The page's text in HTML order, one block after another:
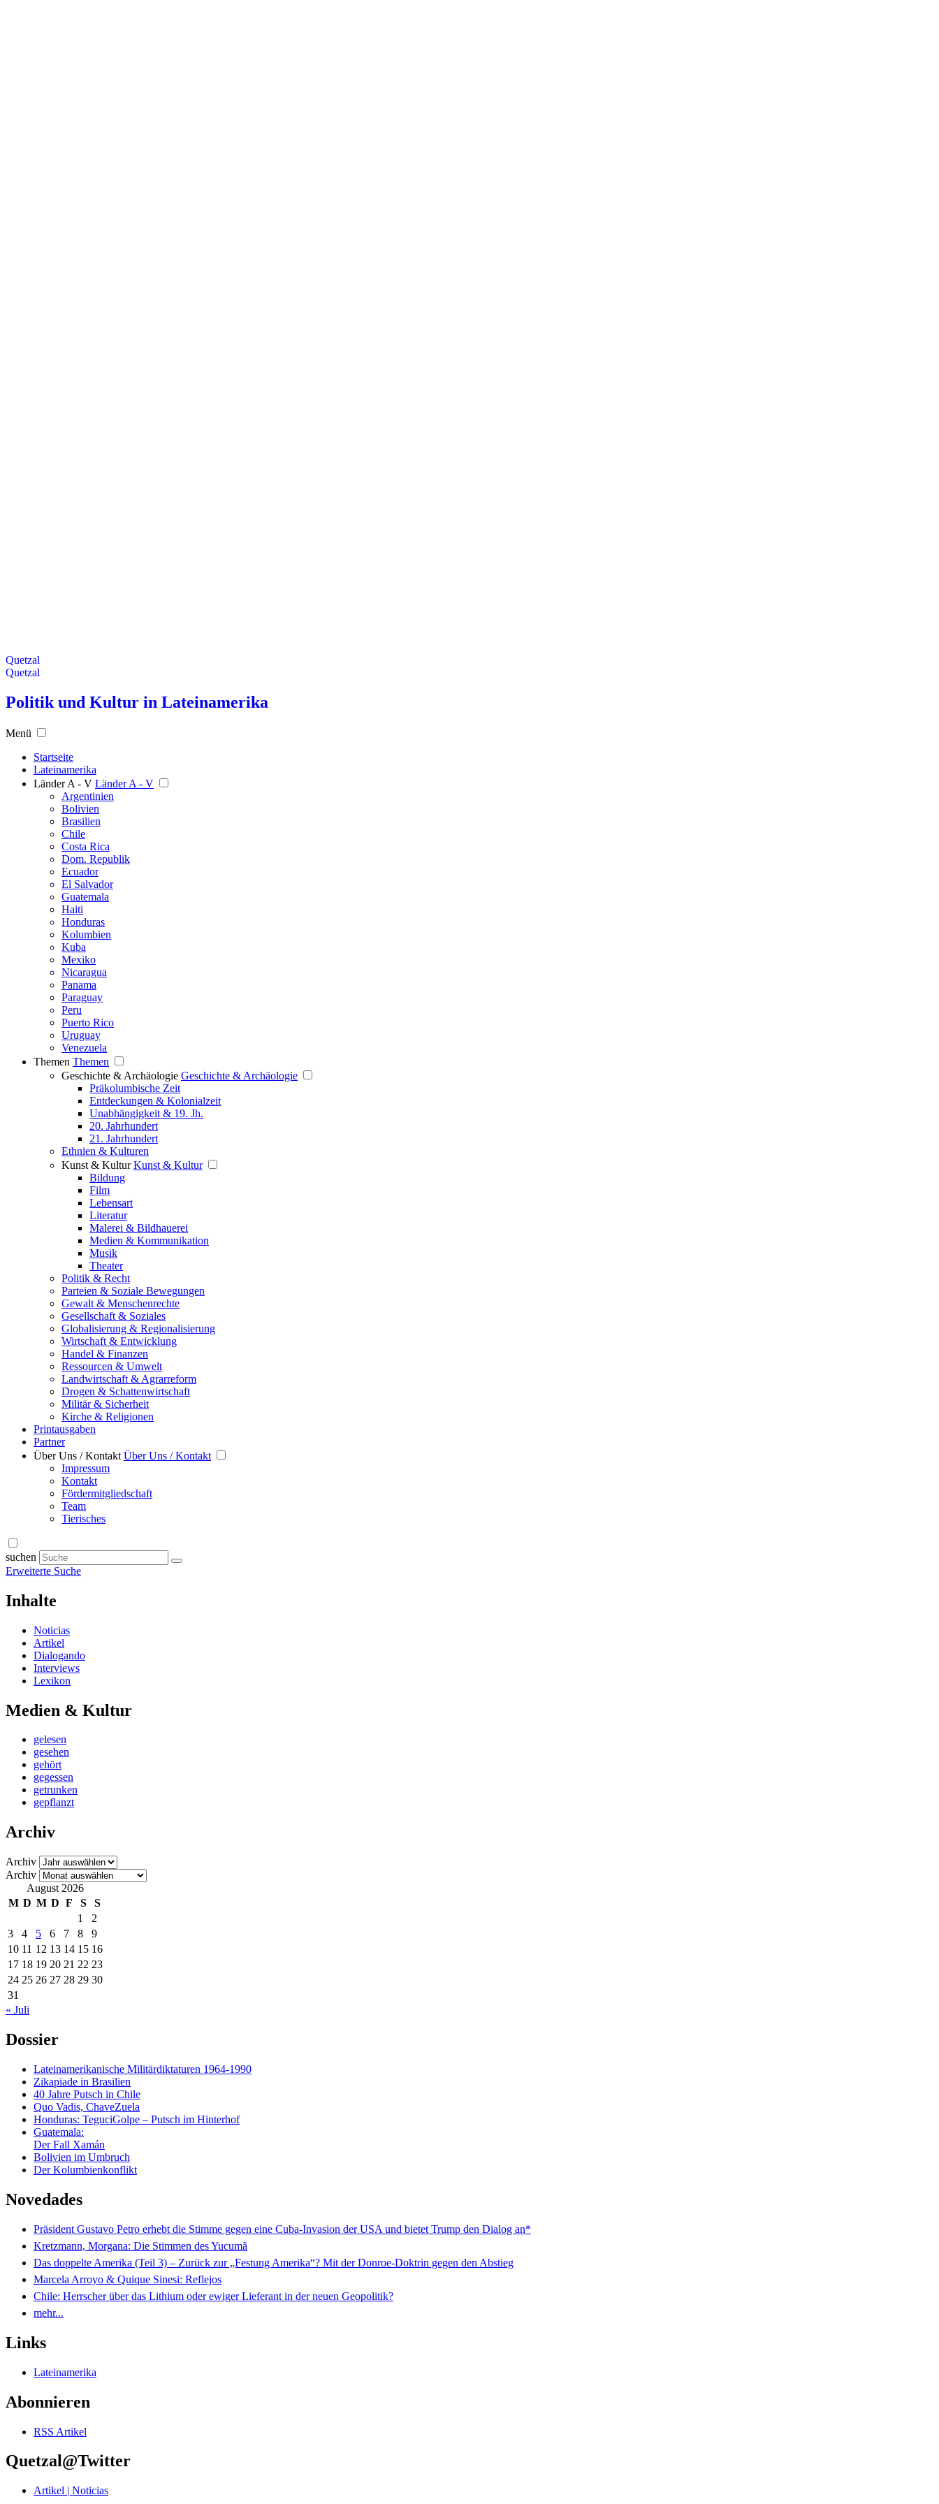
Quetzal
Quetzal
Politik und Kultur in Lateinamerika
Menü
Startseite
Lateinamerika
Länder A - V Länder A - V
Argentinien
Bolivien
Brasilien
Chile
Costa Rica
Dom. Republik
Ecuador
El Salvador
Guatemala
Haiti
Honduras
Kolumbien
Kuba
Mexiko
Nicaragua
Panama
Paraguay
Peru
Puerto Rico
Uruguay
Venezuela
Themen Themen
Geschichte & Archäologie Geschichte & Archäologie
Präkolumbische Zeit
Entdeckungen & Kolonialzeit
Unabhängigkeit & 19. Jh.
20. Jahrhundert
21. Jahrhundert
Ethnien & Kulturen
Kunst & Kultur Kunst & Kultur
Bildung
Film
Lebensart
Literatur
Malerei & Bildhauerei
Medien & Kommunikation
Musik
Theater
Politik & Recht
Parteien & Soziale Bewegungen
Gewalt & Menschenrechte
Gesellschaft & Soziales
Globalisierung & Regionalisierung
Wirtschaft & Entwicklung
Handel & Finanzen
Ressourcen & Umwelt
Landwirtschaft & Agrarreform
Drogen & Schattenwirtschaft
Militär & Sicherheit
Kirche & Religionen
Printausgaben
Partner
Über Uns / Kontakt Über Uns / Kontakt
Impressum
Kontakt
Fördermitgliedschaft
Team
Tierisches
suchen
Erweiterte Suche
Inhalte
Noticias
Artikel
Dialogando
Interviews
Lexikon
Medien & Kultur
gelesen
gesehen
gehört
gegessen
getrunken
gepflanzt
Archiv
Archiv
Archiv
August 2026
M D M D F S
S
1
2
3
4 5 6 7 8
9
10 11 12 13 14 15 16
17 18 19 20 21 22 23
24 25 26 27 28 29 30
31
« Juli
Dossier
Lateinamerikanische Militärdiktaturen 1964-1990
Zikapiade in Brasilien
40 Jahre Putsch in Chile
Quo Vadis, ChaveZuela
Honduras: TeguciGolpe – Putsch im Hinterhof
Guatemala:
Der Fall Xamán
Bolivien im Umbruch
Der Kolumbienkonflikt
Novedades
Präsident Gustavo Petro erhebt die Stimme gegen eine Cuba-Invasion der USA und bietet Trump den Dialog an*
Kretzmann, Morgana: Die Stimmen des Yucumã
Das doppelte Amerika (Teil 3) – Zurück zur „Festung Amerika“? Mit der Donroe-Doktrin gegen den Abstieg
Marcela Arroyo & Quique Sinesi: Reflejos
Chile: Herrscher über das Lithium oder ewiger Lieferant in der neuen Geopolitik?
mehr...
Links
Lateinamerika
Abonnieren
RSS Artikel
Quetzal@Twitter
Artikel | Noticias